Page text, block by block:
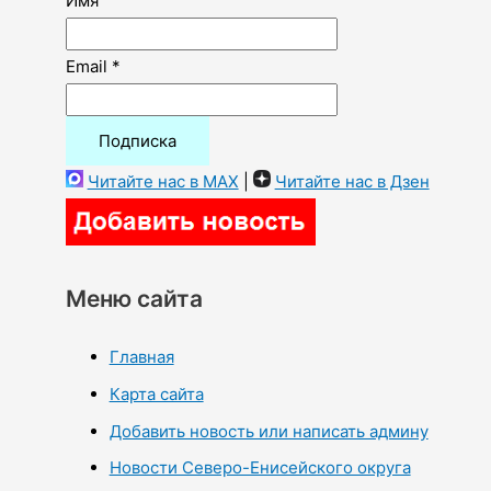
Email *
Читайте нас в MAX Читайте нас в Дзен
Меню сайта
Главная
Карта сайта
Добавить новость или написать админу
Новости Северо-Енисейского округа